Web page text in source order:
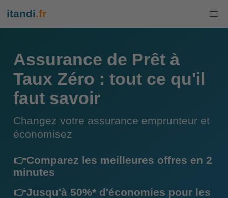
itandi.fr
Assurance de Prêt à
Taux Zéro : tout ce qu'il
faut savoir
Changez votre assurance emprunteur et
économisez
👉Comparez les meilleures offres en 2
minutes
👉Jusqu'à 50%* d'économies pour les